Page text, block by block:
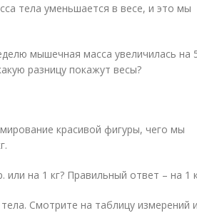
тела уменьшается в весе, и это мы
мышечная масса увеличилась на
разницу покажут весы?
красивой фигуры, чего мы
на 1 кг? Правильный ответ – на 1
Смотрите на таблицу измерений и